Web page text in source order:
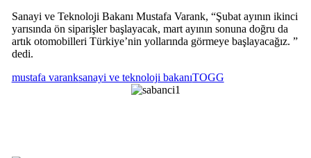
Sanayi ve Teknoloji Bakanı Mustafa Varank, “Şubat ayının ikinci
yarısında ön siparişler başlayacak, mart ayının sonuna doğru da
artık otomobilleri Türkiye’nin yollarında görmeye başlayacağız. ”
dedi.
mustafa varanksanayi ve teknoloji bakanıTOGG